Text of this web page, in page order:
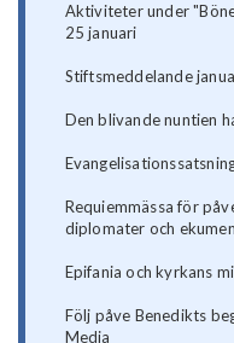
Aktiviteter under
25 januari
Stiftsmeddelande
Den blivande nuntien
Requiemmässa för
diplomater och
Epifania och kyrkans
Följ påve Benedikts
Media